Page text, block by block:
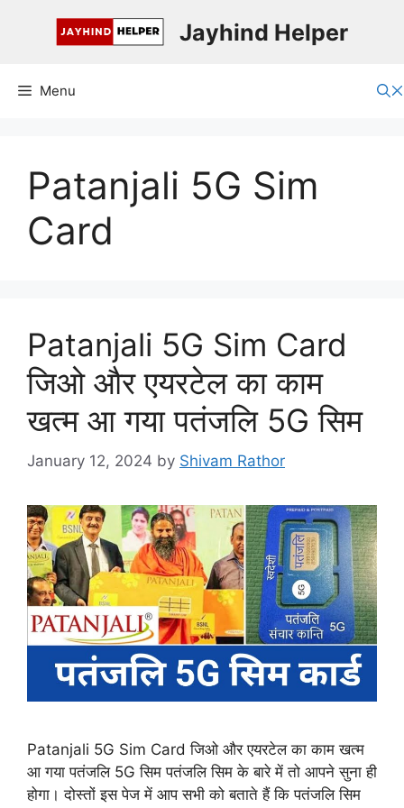
Jayhind Helper
Menu
Patanjali 5G Sim
Card
Patanjali 5G Sim Card
जिओ और एयरटेल का काम
खत्म आ गया पतंजलि 5G सिम
January 12, 2024 by Shivam Rathor
Patanjali 5G Sim Card जिओ और एयरटेल का काम खत्म
आ गया पतंजलि 5G सिम पतंजलि सिम के बारे में तो आपने सुना ही
होगा। दोस्तों इस पेज में आप सभी को बताते हैं कि पतंजलि सिम